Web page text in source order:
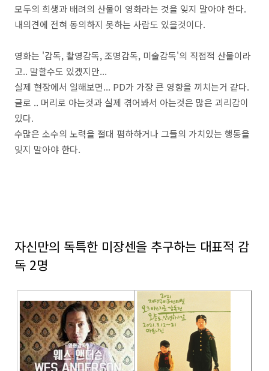
모두의 희생과 배려의 산물이 영화라는 것을 잊지 말아야 한다.
내의견에 전혀 동의하지 못하는 사람도 있을것이다.
영화는 '감독, 촬영감독, 조명감독, 미술감독'의 직접적 산물이라
고.. 말할수도 있겠지만...
실제 현장에서 일해보면... PD가 가장 큰 영향을 끼치는거 같다.
글로 .. 머리로 아는것과 실제 겪어봐서 아는것은 많은 괴리감이
있다.
수많은 소수의 노력을 절대 폄하하거나 그들의 가치있는 행동을
잊지 말아야 한다.
자신만의 독특한 미장센을 추구하는 대표적 감
독 2명